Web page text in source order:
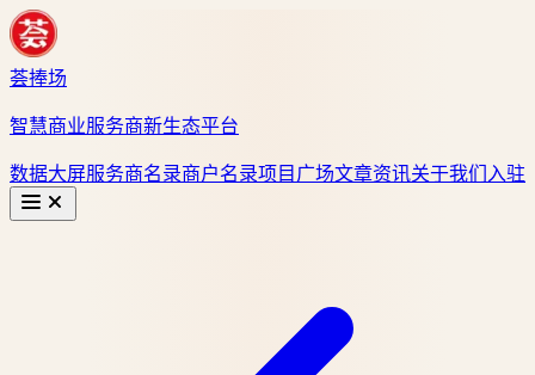
荟捧场
智慧商业服务商新生态平台
数据大屏服务商名录商户名录项目广场文章资讯关于我们 入驻